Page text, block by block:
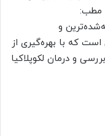
مطب:
و
که با بهره‌گیری از
و درمان لکوپلاکیا